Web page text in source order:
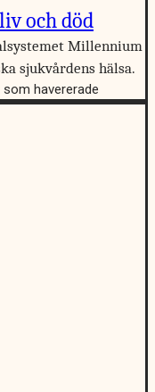
och död
Millennium
sjukvårdens hälsa.
havererade